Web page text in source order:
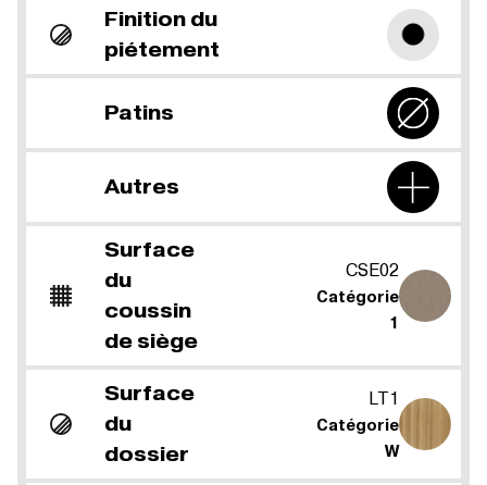
Finition du
piétement
Patins
Autres
Surface
du
coussin
de siège
CSE02
Catégorie
1
Surface
du
dossier
LT1
Catégorie
W